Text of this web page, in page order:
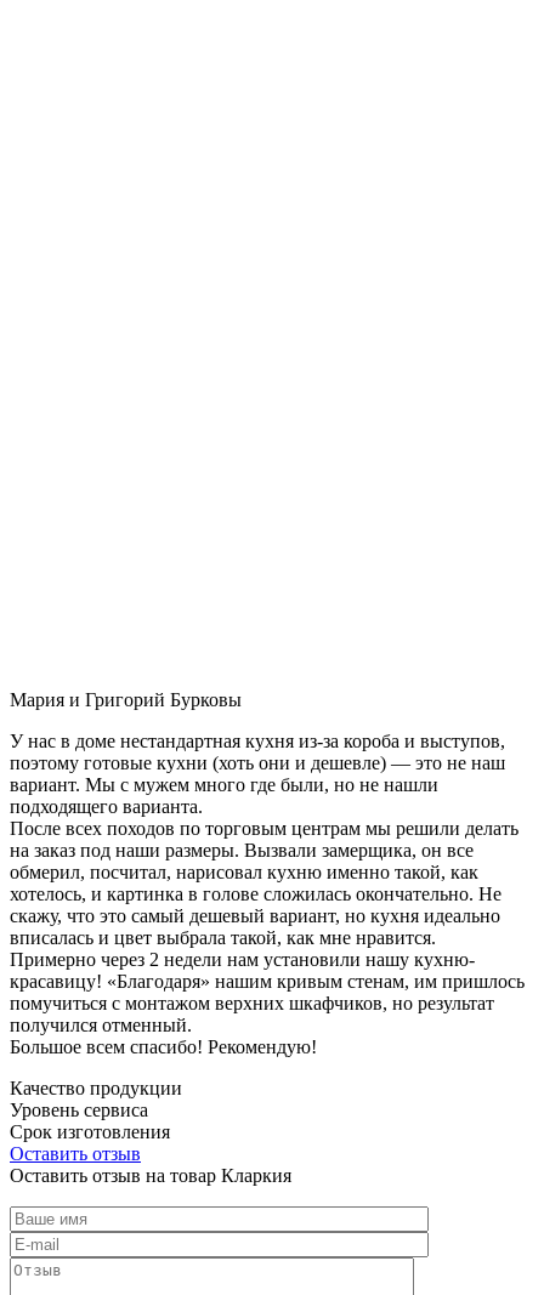
Мария и Григорий Бурковы
У нас в доме нестандартная кухня из-за короба и выступов,
поэтому готовые кухни (хоть они и дешевле) — это не наш
вариант. Мы с мужем много где были, но не нашли
подходящего варианта.
После всех походов по торговым центрам мы решили делать
на заказ под наши размеры. Вызвали замерщика, он все
обмерил, посчитал, нарисовал кухню именно такой, как
хотелось, и картинка в голове сложилась окончательно. Не
скажу, что это самый дешевый вариант, но кухня идеально
вписалась и цвет выбрала такой, как мне нравится.
Примерно через 2 недели нам установили нашу кухню-
красавицу! «Благодаря» нашим кривым стенам, им пришлось
помучиться с монтажом верхних шкафчиков, но результат
получился отменный.
Большое всем спасибо! Рекомендую!
Качество продукции
Уровень сервиса
Срок изготовления
Оставить отзыв
Оставить отзыв на товар Кларкия